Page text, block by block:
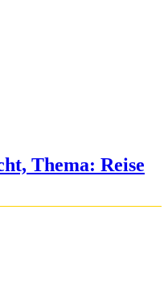
Thema: Reise